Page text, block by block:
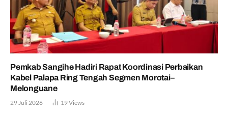
Pemkab Sangihe Hadiri Rapat Koordinasi Perbaikan
Kabel Palapa Ring Tengah Segmen Morotai–
Melonguane
29 Juli 2026 19Views